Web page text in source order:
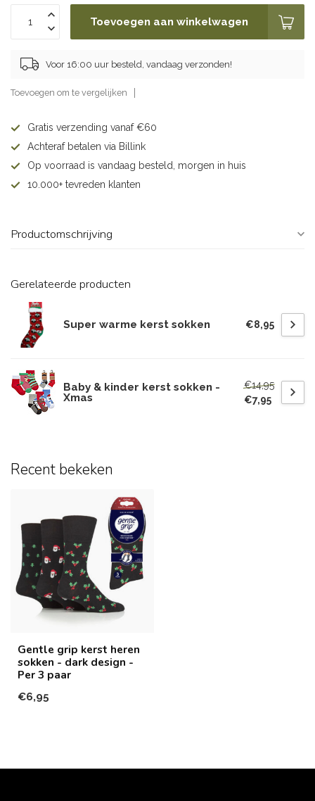
Toevoegen aan winkelwagen
Voor 16:00 uur besteld, vandaag verzonden!
Toevoegen om te vergelijken
Gratis verzending vanaf €60
Achteraf betalen via Billink
Op voorraad is vandaag besteld, morgen in huis
10.000+ tevreden klanten
Productomschrijving
Gerelateerde producten
Super warme kerst sokken €8,95
Baby & kinder kerst sokken -
Xmas
€14,95
€7,95
Recent bekeken
Gentle grip kerst heren
sokken - dark design -
Per 3 paar
€6,95